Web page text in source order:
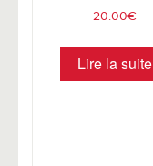
20.00€
Lire la suite